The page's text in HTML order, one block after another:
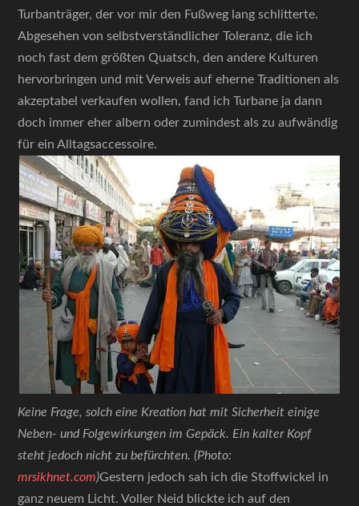
Turbanträger, der vor mir den Fußweg lang schlitterte.
Abgesehen von selbstverständlicher Toleranz, die ich
noch fast dem größten Quatsch, den andere Kulturen
hervorbringen und mit Verweis auf eherne Traditionen als
akzeptabel verkaufen wollen, fand ich Turbane ja dann
doch immer eher albern oder zumindest als zu aufwändig
für ein Alltagsaccessoire.
Keine Frage, solch eine Kreation hat mit Sicherheit einige
Neben- und Folgewirkungen im Gepäck. Ein kalter Kopf
steht jedoch nicht zu befürchten. (Photo:
mrsikhnet.com)Gestern jedoch sah ich die Stoffwickel in
ganz neuem Licht. Voller Neid blickte ich auf den